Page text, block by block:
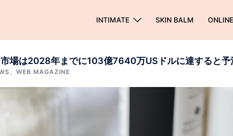
INTIMATE SKIN BALM
場は2028年までに103億7640万USドルに達すると予
、 WEB MAGAZINE